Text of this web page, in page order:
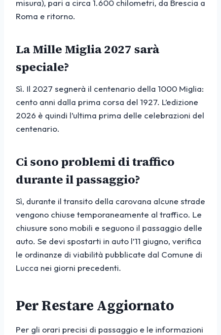
misura), pari a circa 1.600 chilometri, da Brescia a
Roma e ritorno.
La Mille Miglia 2027 sarà
speciale?
Sì. Il 2027 segnerà il centenario della 1000 Miglia:
cento anni dalla prima corsa del 1927. L’edizione
2026 è quindi l’ultima prima delle celebrazioni del
centenario.
Ci sono problemi di traffico
durante il passaggio?
Sì, durante il transito della carovana alcune strade
vengono chiuse temporaneamente al traffico. Le
chiusure sono mobili e seguono il passaggio delle
auto. Se devi spostarti in auto l’11 giugno, verifica
le ordinanze di viabilità pubblicate dal Comune di
Lucca nei giorni precedenti.
Per Restare Aggiornato
Per gli orari precisi di passaggio e le informazioni